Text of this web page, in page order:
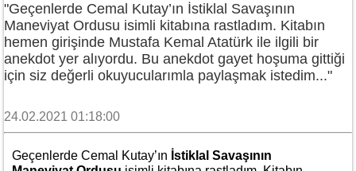
"Geçenlerde Cemal Kutay’ın İstiklal Savaşının
Maneviyat Ordusu isimli kitabına rastladım. Kitabın
hemen girişinde Mustafa Kemal Atatürk ile ilgili bir
anekdot yer alıyordu. Bu anekdot gayet hoşuma gittiği
için siz değerli okuyucularımla paylaşmak istedim..."
24.02.2021 01:18:00
Geçenlerde Cemal Kutay’ın İstiklal Savaşının